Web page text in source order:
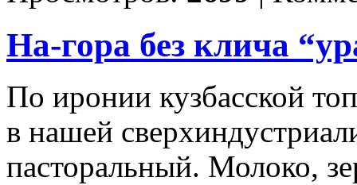
На-гора без клича
По иронии кузбасской
в нашей
пасторальный. Молоко,